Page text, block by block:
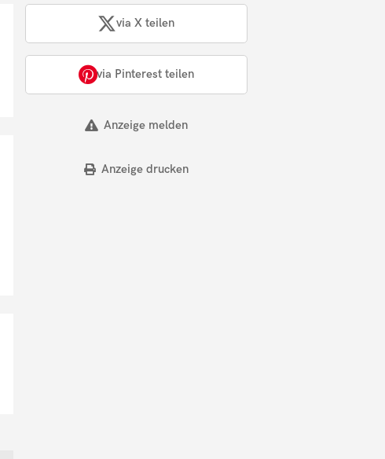
via X teilen
via Pinterest teilen
Anzeige melden
Anzeige drucken